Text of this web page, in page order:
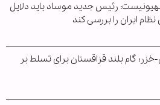
رئیس جدید موساد باید دلایل
ایران را بررسی کند
خزر؛ گام بلند قزاقستان برای تسلط بر